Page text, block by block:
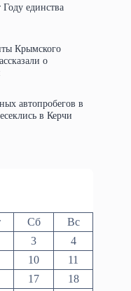
единства
Крымского
о
автопробегов в
в Керчи
Сб
Вс
3
4
10
11
17
18